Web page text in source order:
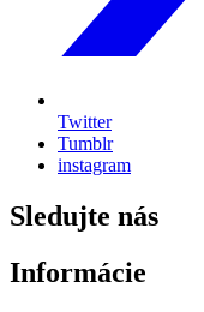
Twitter
Tumblr
instagram
Sledujte nás
Informácie